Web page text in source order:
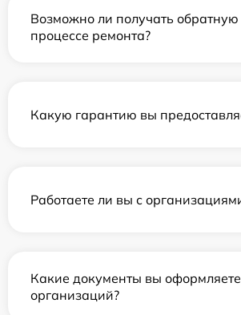
Возможно ли получать обратную
процессе ремонта?
Какую гарантию вы
Работаете ли вы с
Какие документы вы
организаций?